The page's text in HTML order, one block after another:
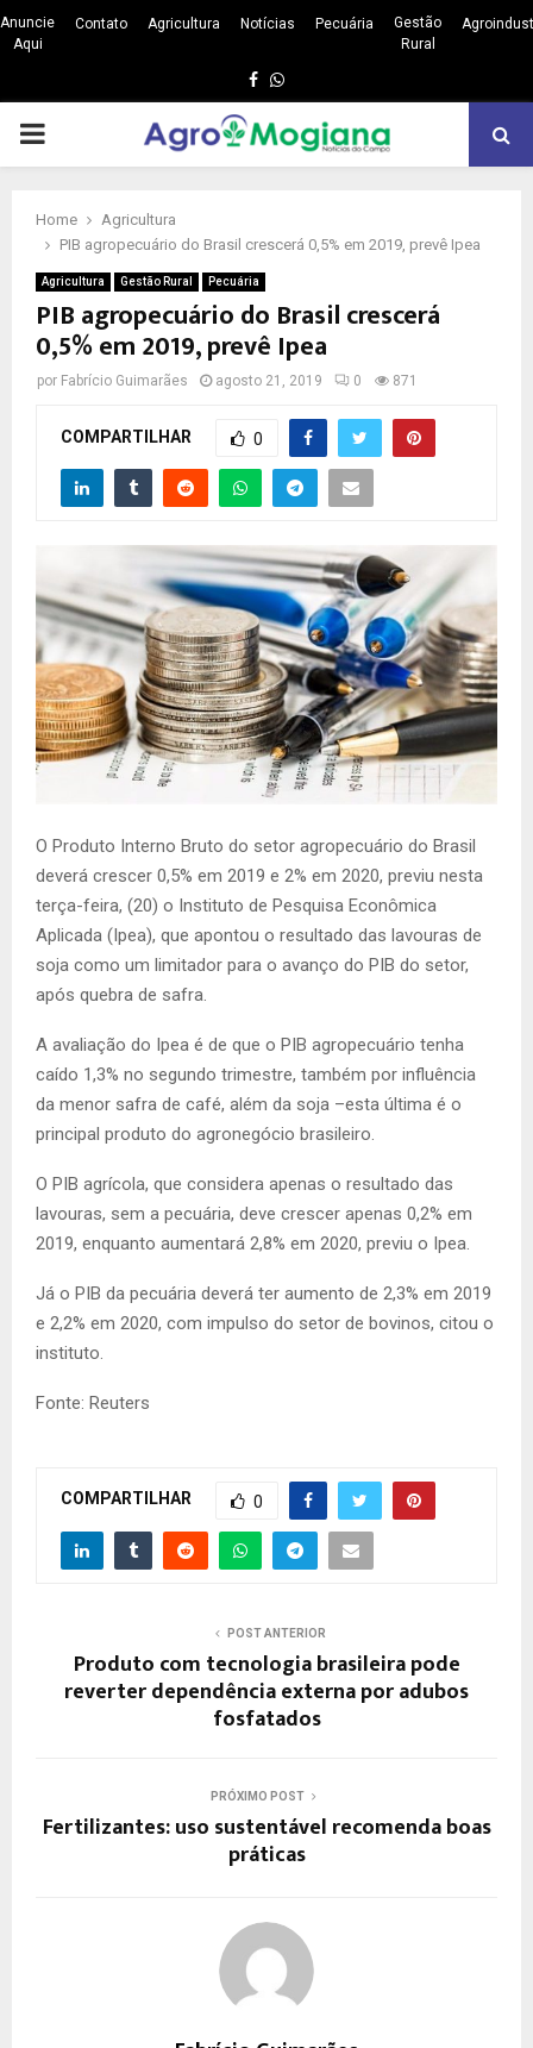
Anuncie
Aqui
Contato Agricultura Notícias Pecuária
Gestão
Rural
Facebook
Whatsapp
PRIMARY
Home
Agricultura
PIB agropecuário do Brasil crescerá 0,5% em 2019, prevê Ipea
Agricultura Gestão Rural Pecuária
PIB agropecuário do Brasil crescerá
0,5% em 2019, prevê Ipea
por Fabrício Guimarães agosto 21, 2019 0 871
COMPARTILHAR 0
O Produto Interno Bruto do setor agropecuário do Brasil
deverá crescer 0,5% em 2019 e 2% em 2020, previu nesta
terça-feira, (20) o Instituto de Pesquisa Econômica
Aplicada (Ipea), que apontou o resultado das lavouras de
soja como um limitador para o avanço do PIB do setor,
após quebra de safra.
A avaliação do Ipea é de que o PIB agropecuário tenha
caído 1,3% no segundo trimestre, também por influência
da menor safra de café, além da soja –esta última é o
principal produto do agronegócio brasileiro.
O PIB agrícola, que considera apenas o resultado das
lavouras, sem a pecuária, deve crescer apenas 0,2% em
2019, enquanto aumentará 2,8% em 2020, previu o Ipea.
Já o PIB da pecuária deverá ter aumento de 2,3% em 2019
e 2,2% em 2020, com impulso do setor de bovinos, citou o
instituto.
Fonte: Reuters
COMPARTILHAR 0
POST ANTERIOR
Produto com tecnologia brasileira pode
reverter dependência externa por adubos
fosfatados
PRÓXIMO POST
Fertilizantes: uso sustentável recomenda boas
práticas